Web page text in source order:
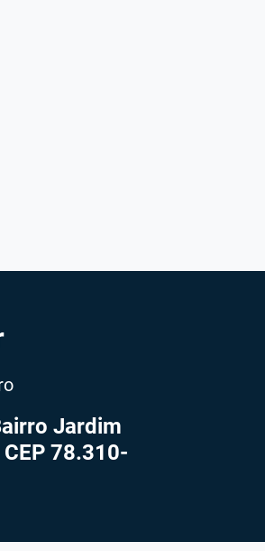
Jardim
78.310-